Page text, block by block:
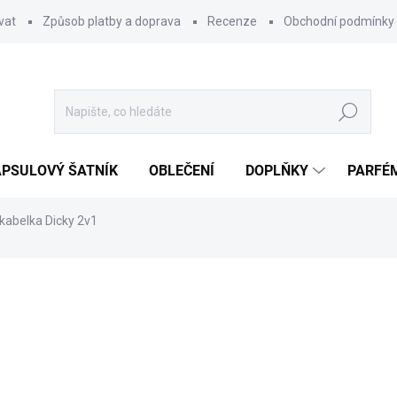
Způsob platby a doprava Recenze Obchodní podmínky
Hledat
ŠATNÍK OBLEČENÍ DOPLŇKY
Dicky 2v1